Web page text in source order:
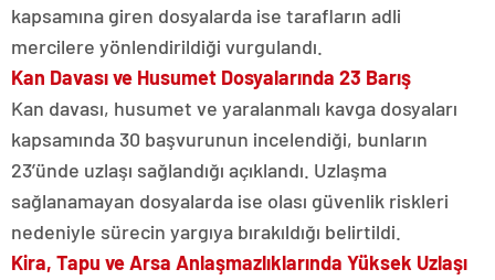
kapsamına giren dosyalarda ise tarafların adli
mercilere yönlendirildiği vurgulandı.
Kan Davası ve Husumet Dosyalarında 23 Barış
Kan davası, husumet ve yaralanmalı kavga dosyaları
kapsamında 30 başvurunun incelendiği, bunların
23’ünde uzlaşı sağlandığı açıklandı. Uzlaşma
sağlanamayan dosyalarda ise olası güvenlik riskleri
nedeniyle sürecin yargıya bırakıldığı belirtildi.
Kira, Tapu ve Arsa Anlaşmazlıklarında Yüksek Uzlaşı